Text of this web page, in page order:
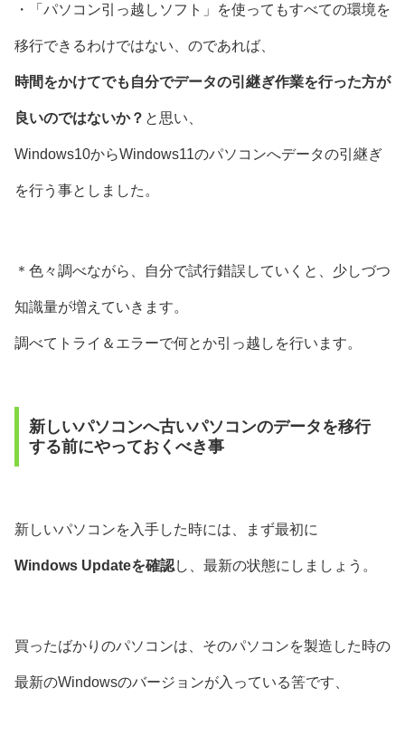
・「パソコン引っ越しソフト」を使ってもすべての環境を
移行できるわけではない、のであれば、
時間をかけてでも自分でデータの引継ぎ作業を行った方が
良いのではないか？ と思い、
Windows10からWindows11のパソコンへデータの引継ぎ
を行う事としました。
＊色々調べながら、自分で試行錯誤していくと、少しづつ
知識量が増えていきます。
調べてトライ＆エラーで何とか引っ越しを行います。
新しいパソコンへ古いパソコンのデータを移行
する前にやっておくべき事
新しいパソコンを入手した時には、まず最初に
Windows Updateを確認し、最新の状態にしましょう。
買ったばかりのパソコンは、そのパソコンを製造した時の
最新のWindowsのバージョンが入っている筈です、